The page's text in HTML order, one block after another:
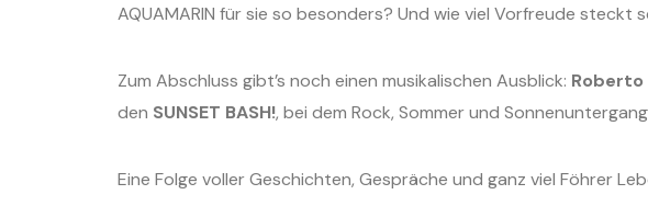
AQUAMARIN für sie so besonders? Und wie viel Vorfreude
Zum Abschluss gibt’s noch einen musikalischen Ausblick: Roberto
den SUNSET BASH!, bei dem Rock, Sommer und
Eine Folge voller Geschichten, Gespräche und ganz viel Föhrer